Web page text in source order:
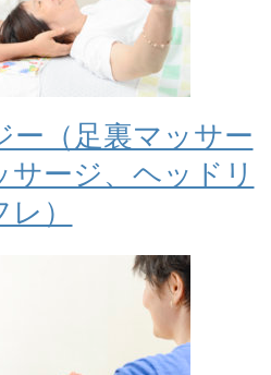
ー（足裏マッサー
ージ、ヘッドリ
レ）